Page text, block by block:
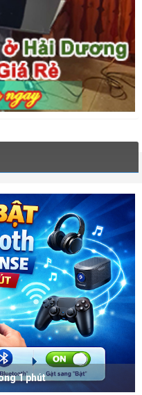
1 phút